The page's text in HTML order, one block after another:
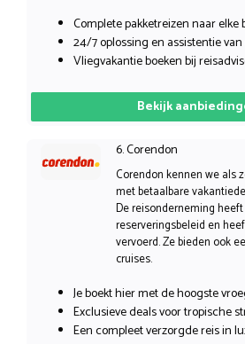
Complete pakketreizen naar
24/7 oplossing en assistentie
Vliegvakantie boeken bij
Bekijk
6. Corendon
Corendon kennen we als
met betaalbare
De reisonderneming
reserveringsbeleid en
vervoerd. Ze bieden ook
cruises.
Je boekt hier met de hoogste
Exclusieve deals voor tropische
Een compleet verzorgde reis in